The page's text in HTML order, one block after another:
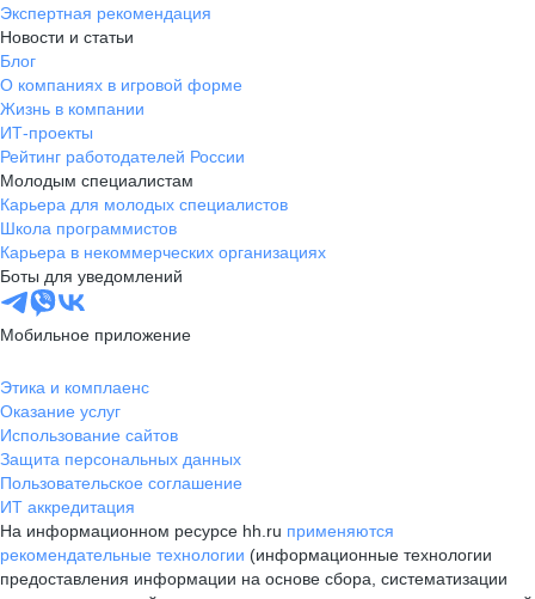
Экспертная рекомендация
Новости и статьи
Блог
О компаниях в игровой форме
Жизнь в компании
ИТ-проекты
Рейтинг работодателей России
Молодым специалистам
Карьера для молодых специалистов
Школа программистов
Карьера в некоммерческих организациях
Боты для уведомлений
Мобильное приложение
Этика и комплаенс
Оказание услуг
Использование сайтов
Защита персональных данных
Пользовательское соглашение
ИТ аккредитация
На информационном ресурсе hh.ru применяются
рекомендательные технологии (информационные технологии
предоставления информации на основе сбора, систематизации